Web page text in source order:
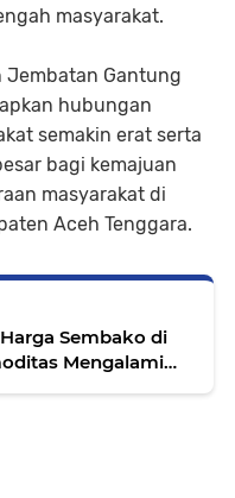
masyarakat.
Jembatan Gantung
hubungan
semakin erat serta
bagi kemajuan
masyarakat di
Aceh Tenggara.
Sembako di
Mengalami